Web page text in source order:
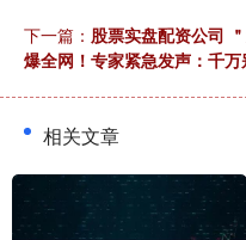
下一篇： 股票实盘配资公司
爆全网！专家紧急发声：千万
相关文章